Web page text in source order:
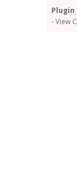
- View